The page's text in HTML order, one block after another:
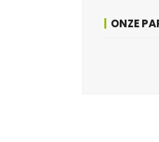
ONZE